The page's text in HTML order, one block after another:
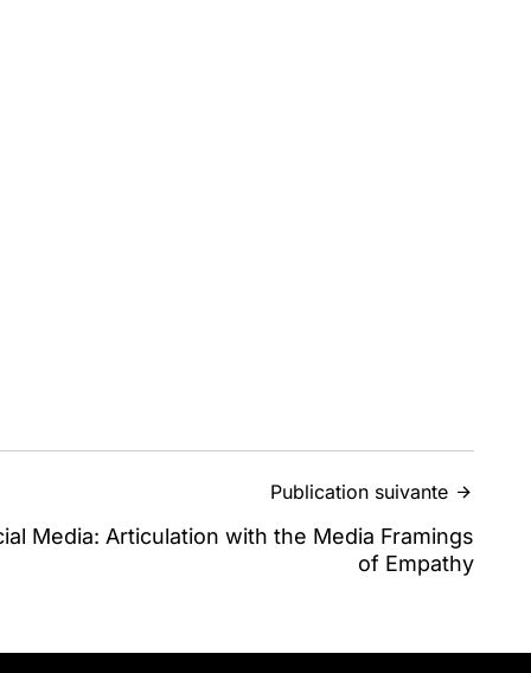
Publication suivante
Media: Articulation with the Media Framings
of Empathy